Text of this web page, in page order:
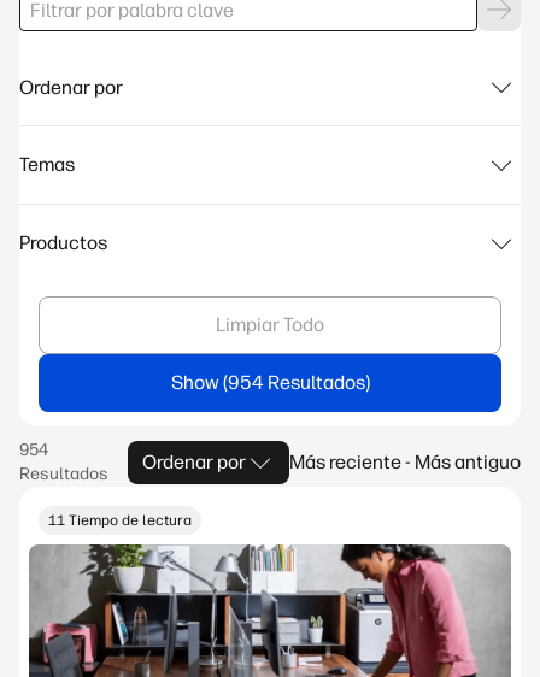
Ordenar por
Temas
Productos
Limpiar Todo
Show
Ordenar por Más reciente - Más antiguo
11 Tiempo de lectura